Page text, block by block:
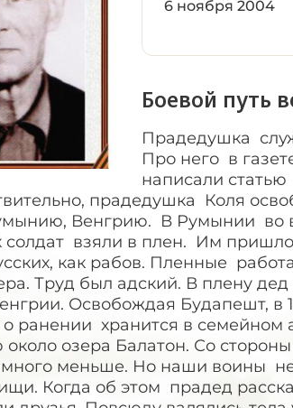
6 ноября 2004
Боевой путь
Прадедушка
Про него в
написали
прадедушка Коля
Венгрию. В Румынии
солдат взяли в плен. Им
как рабов. Пленные
Труд был адский. В плену
Освобождая Будапешт, в
о ранении хранится в
озера Балатон. Со
меньше. Но наши воины не
Когда об этом прадед